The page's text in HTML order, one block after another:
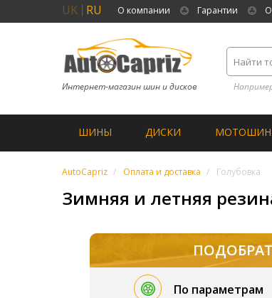
UK RU О компании Гарантии
Интернет-магазин шин и дисков
ШИНЫ ДИСКИ
AutoCapriz Оплата и доставка Голубовка
Зимняя и летняя
По параметрам